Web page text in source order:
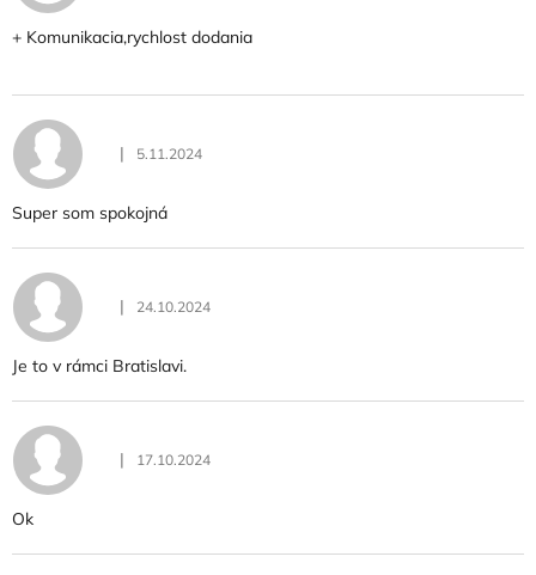
+ Komunikacia,rychlost dodania
Hodnotenie obchodu je 5 z 5 hviezdičiek.
| 5.11.2024
Super som spokojná
Hodnotenie obchodu je 5 z 5 hviezdičiek.
| 24.10.2024
Je to v rámci Bratislavi.
Hodnotenie obchodu je 5 z 5 hviezdičiek.
| 17.10.2024
Ok